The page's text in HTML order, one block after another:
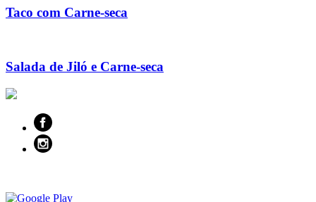
Taco com Carne-seca
Salada de Jiló e Carne-seca